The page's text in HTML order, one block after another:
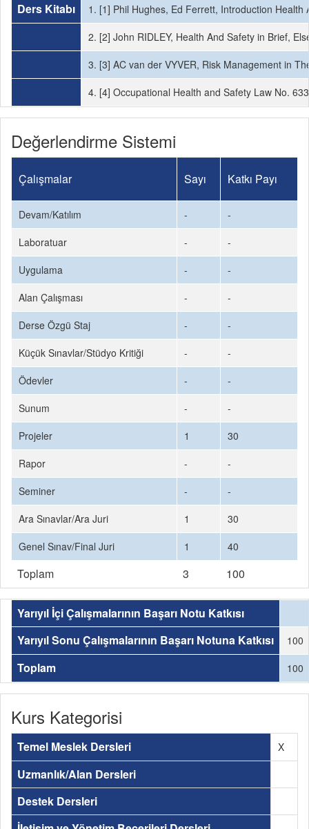
Ders Kitabı
1. [1] Phil Hughes, Ed Ferrett, Introduction Health
2. [2] John RIDLEY, Health And Safety in Brief,
3. [3] AC van der VYVER, Risk Management in
4. [4] Occupational Health and Safety Law No.
Değerlendirme Sistemi
Çalışmalar Sayı Katkı Payı
Devam/Katılım -
-
Laboratuar
-
-
Uygulama
-
-
Alan Çalışması
-
-
Derse Özgü Staj
-
-
Küçük Sınavlar/Stüdyo Kritiği
-
-
Ödevler
-
-
Sunum
-
-
Projeler
1
30
Rapor
-
-
Seminer
-
-
Ara Sınavlar/Ara Juri
1
30
Genel Sınav/Final Juri
1 40
Toplam 3 100
Yarıyıl İçi Çalışmalarının Başarı Notu Katkısı
Yarıyıl Sonu Çalışmalarının Başarı Notuna Katkısı
100
Toplam 100
Kurs Kategorisi
Temel Meslek Dersleri X
Uzmanlık/Alan Dersleri
Destek Dersleri